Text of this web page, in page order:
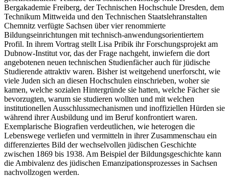
Bergakademie Freiberg, der Technischen Hochschule Dresden, dem
Technikum Mittweida und den Technischen Staatslehranstalten
Chemnitz verfügte Sachsen über vier renommierte
Bildungseinrichtungen mit technisch-anwendungsorientiertem
Profil. In ihrem Vortrag stellt Lisa Pribik ihr Forschungsprojekt am
Dubnow-Institut vor, das der Frage nachgeht, inwiefern die dort
angebotenen neuen technischen Studienfächer auch für jüdische
Studierende attraktiv waren. Bisher ist weitgehend unerforscht, wie
viele Juden sich an diesen Hochschulen einschrieben, woher sie
kamen, welche sozialen Hintergründe sie hatten, welche Fächer sie
bevorzugten, warum sie studieren wollten und mit welchen
institutionellen Ausschlussmechanismen und inoffiziellen Hürden sie
während ihrer Ausbildung und im Beruf konfrontiert waren.
Exemplarische Biografien verdeutlichen, wie heterogen die
Lebenswege verliefen und vermitteln in ihrer Zusammenschau ein
differenziertes Bild der wechselvollen jüdischen Geschichte
zwischen 1869 bis 1938. Am Beispiel der Bildungsgeschichte kann
die Ambivalenz des jüdischen Emanzipationsprozesses in Sachsen
nachvollzogen werden.